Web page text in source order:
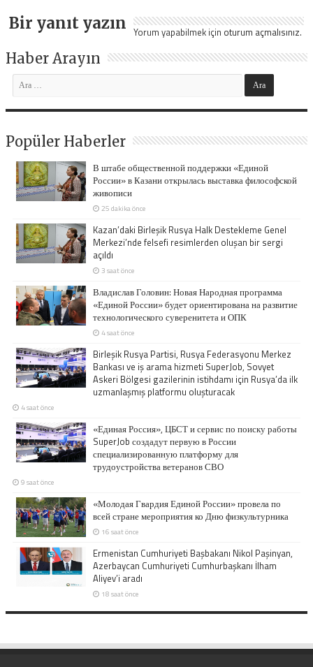
Bir yanıt yazın Yorum yapabilmek için oturum açmalısınız.
Haber Arayın
Popüler Haberler
В штабе общественной поддержки «Единой
России» в Казани открылась выставка философской
живописи
25 dakika önce
Kazan’daki Birleşik Rusya Halk Destekleme Genel
Merkezi’nde felsefi resimlerden oluşan bir sergi
açıldı
3 saat önce
Владислав Головин: Новая Народная программа
«Единой России» будет ориентирована на развитие
технологического суверенитета и ОПК
4 saat önce
Birleşik Rusya Partisi, Rusya Federasyonu Merkez
Bankası ve iş arama hizmeti SuperJob, Sovyet
Askeri Bölgesi gazilerinin istihdamı için Rusya’da ilk
uzmanlaşmış platformu oluşturacak
4 saat önce
«Единая Россия», ЦБСТ и сервис по поиску работы
SuperJob создадут первую в России
специализированную платформу для
трудоустройства ветеранов СВО
9 saat önce
«Молодая Гвардия Единой России» провела по
всей стране мероприятия ко Дню физкультурника
16 saat önce
Ermenistan Cumhuriyeti Başbakanı Nikol Paşinyan,
Azerbaycan Cumhuriyeti Cumhurbaşkanı İlham
Aliyev’i aradı
18 saat önce